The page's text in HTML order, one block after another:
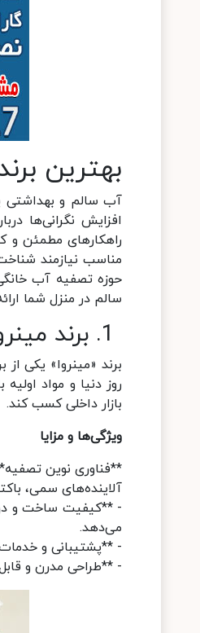
بهترین
آب سالم و بهداشتی
افزایش نگرانی‌ها
راهکارهای مطمئن و
مناسب نیازمند
حوزه تصفیه آب
سالم در منزل شما
برند «مینروا» یکی
روز دنیا و مواد
بازار داخلی کسب کند.
ویژگی‌ها و مزایا
**فناوری نوین
آلاینده‌های سمی،
- **کیفیت ساخت و
می‌دهد.
- **پشتیبانی و
- **طراحی مدرن و